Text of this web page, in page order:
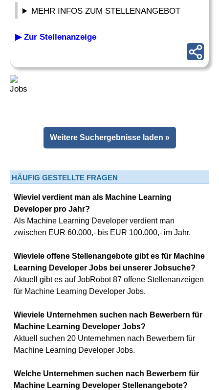
MEHR INFOS ZUM STELLENANGEBOT
▶ Zur Stellenanzeige
Weitere Suchergebnisse laden »
HÄUFIG GESTELLTE FRAGEN
Wieviel verdient man als Machine Learning
Developer pro Jahr?
Als Machine Learning Developer verdient man
zwischen EUR 60.000,- bis EUR 100.000,- im Jahr.
Wieviele offene Stellenangebote gibt es für Machine
Learning Developer Jobs bei unserer Jobsuche?
Aktuell gibt es auf JobRobot 87 offene Stellenanzeigen
für Machine Learning Developer Jobs.
Wieviele Unternehmen suchen nach Bewerbern für
Machine Learning Developer Jobs?
Aktuell suchen 20 Unternehmen nach Bewerbern für
Machine Learning Developer Jobs.
Welche Unternehmen suchen nach Bewerbern für
Machine Learning Developer Stellenangebote?